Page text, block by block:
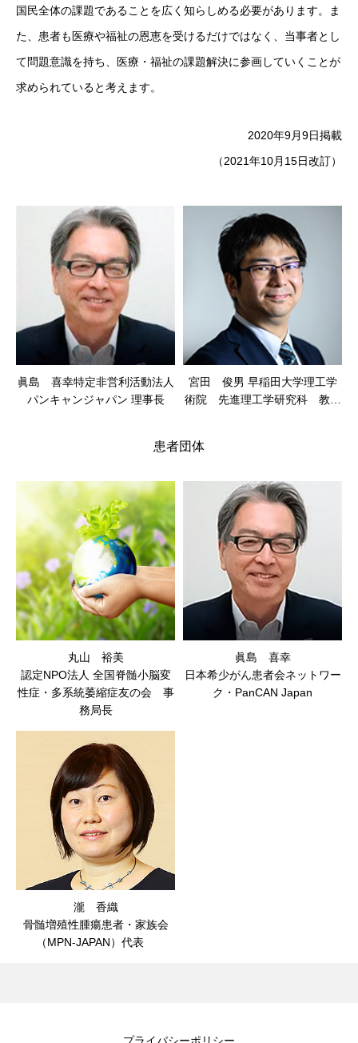
国民全体の課題であることを広く知らしめる必要があります。ま
た、患者も医療や福祉の恩恵を受けるだけではなく、当事者とし
て問題意識を持ち、医療・福祉の課題解決に参画していくことが
求められていると考えます。
2020年9月9日掲載
（2021年10月15日改訂）
眞島 喜幸特定非営利活動法人
パンキャンジャパン 理事長
宮田 俊男 早稲田大学理工学
術院 先進理工学研究科 教授
患者団体
丸山 裕美
認定NPO法人 全国脊髄小脳変
性症・多系統萎縮症友の会 事
務局長
眞島 喜幸
日本希少がん患者会ネットワー
ク・PanCAN Japan
瀧 香織
骨髄増殖性腫瘍患者・家族会
（MPN-JAPAN）代表